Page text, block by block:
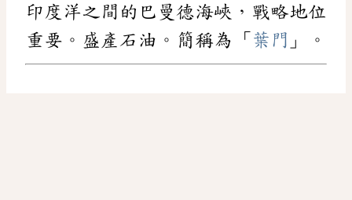
印度洋之間的巴曼德海峽，戰略地位
重要。盛產石油。簡稱為「 葉門 」。